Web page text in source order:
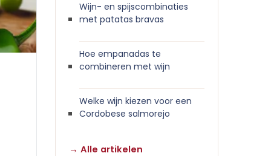
Wijn- en spijscombinaties
met patatas bravas
Hoe empanadas te
combineren met wijn
Welke wijn kiezen voor een
Cordobese salmorejo
→ Alle artikelen